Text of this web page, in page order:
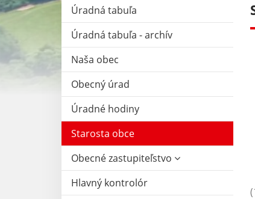
Úradná tabuľa
Úradná tabuľa - archív
Naša obec
Obecný úrad
Úradné hodiny
Starosta obce
Obecné zastupiteľstvo
Hlavný kontrolór